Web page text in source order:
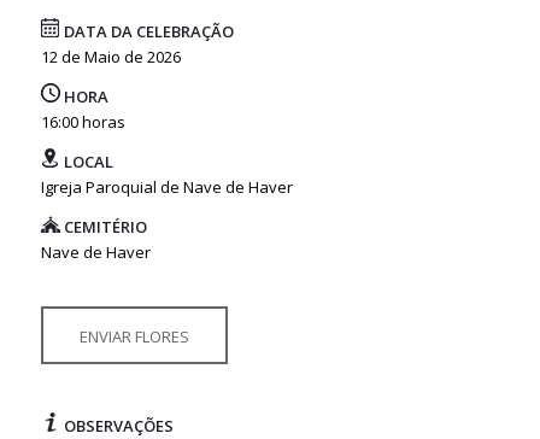
DATA DA CELEBRAÇÃO
12 de Maio de 2026
HORA
16:00 horas
LOCAL
Igreja Paroquial de Nave de Haver
CEMITÉRIO
Nave de Haver
ENVIAR FLORES
OBSERVAÇÕES